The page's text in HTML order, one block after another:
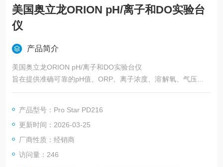
美国奥立龙ORION pH/离子和DO实验台
仪
产品简介
美国奥立龙ORION pH/离子和DO实验台仪
旨在提供准确可靠的pH值、ORP、离子浓度、溶解氧、气压和温
度分析，非常适合需要现代化且性能优良仪器的实验室。
产品型号：Pro Star PD216
更新时间：2026-03-25
厂商性质：经销商
访问量：246